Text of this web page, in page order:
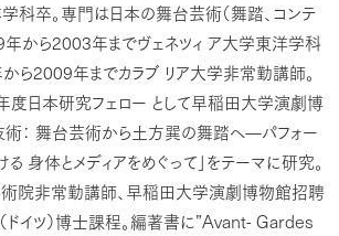
科卒。専門は日本の舞台芸術（舞踏、コンテ
年から2003年までヴェネツィ ア大学東洋学科
ら2009年までカラブ リア大学非常勤講師。
度日本研究フェロー として早稲田大学演劇博
： 舞台芸術から土方巽の舞踏へ―パフォー
る 身体とメディアをめぐって」をテーマに研究。
院非常勤講師、早稲田大学演劇博物館招聘
ドイツ）博士課程。編著書に”Avant- Gardes